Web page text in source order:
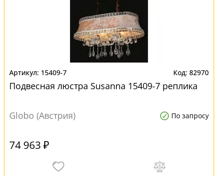
15409-7 82970
Подвесная люстра Susanna 15409-7 реплика
Globo (Австрия) По запросу
74 963 ₽